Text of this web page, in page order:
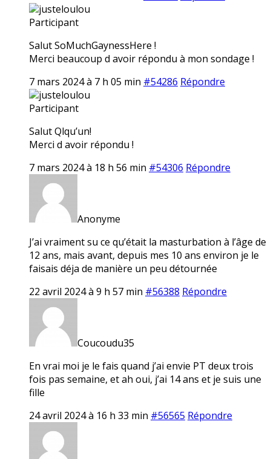
justeloulou
Participant
Salut SoMuchGaynessHere !
Merci beaucoup d avoir répondu à mon sondage !
7 mars 2024 à 7 h 05 min #54286 Répondre
justeloulou
Participant
Salut Qlqu’un!
Merci d avoir répondu !
7 mars 2024 à 18 h 56 min #54306 Répondre
Anonyme
J’ai vraiment su ce qu’était la masturbation à l’âge de
12 ans, mais avant, depuis mes 10 ans environ je le
faisais déja de manière un peu détournée
22 avril 2024 à 9 h 57 min #56388 Répondre
Coucoudu35
En vrai moi je le fais quand j’ai envie PT deux trois
fois pas semaine, et ah oui, j’ai 14 ans et je suis une
fille
24 avril 2024 à 16 h 33 min #56565 Répondre